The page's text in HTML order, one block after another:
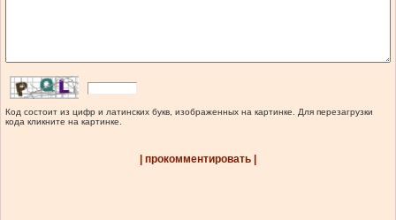
Код состоит из цифр и латинских букв, изображенных на картинке. Для перезагрузки
кода кликните на картинке.
| прокомментировать |